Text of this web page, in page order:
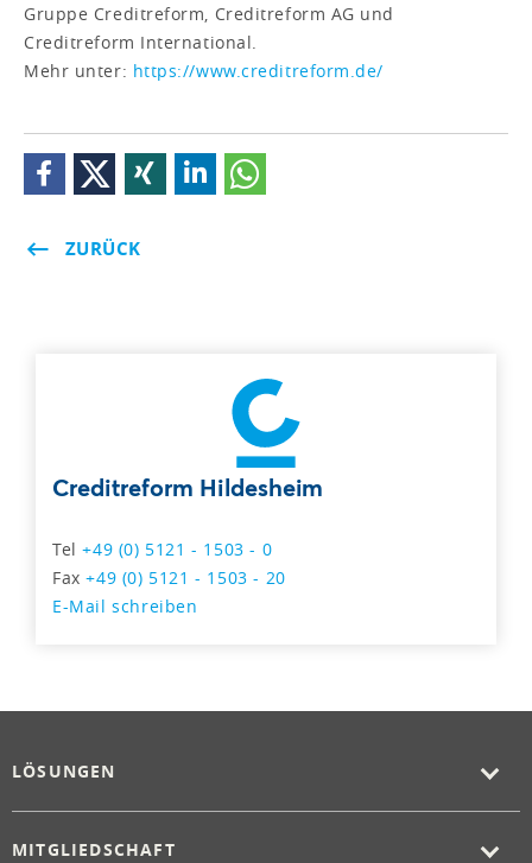
Gruppe Creditreform, Creditreform AG und
Creditreform International.
Mehr unter: https://www.creditreform.de/
ZURÜCK
Creditreform Hildesheim
Tel+49 (0) 5121 - 1503 - 0
Fax+49 (0) 5121 - 1503 - 20
E-Mail schreiben
LÖSUNGEN
MITGLIEDSCHAFT